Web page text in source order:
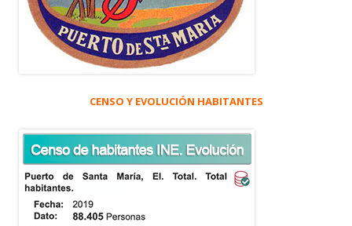
CENSO Y EVOLUCIÓN HABITANTES